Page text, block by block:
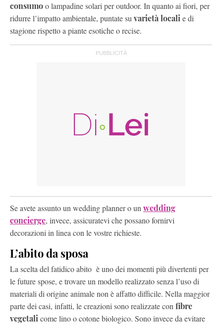
consumoo lampadine solari per outdoor. In quanto ai fiori, per
ridurre l’impatto ambientale, puntate suvarietà localie di
stagione rispetto a piante esotiche o recise.
Se avete assunto un wedding planner o unwedding
concierge, invece, assicuratevi che possano fornirvi
decorazioni in linea con le vostre richieste.
L’abito da sposa
La scelta del fatidico abito è uno dei momenti più divertenti per
le future spose, e trovare un modello realizzato senza l’uso di
materiali di origine animale non è affatto difficile. Nella maggior
parte dei casi, infatti, le creazioni sono realizzate con fibre
vegetali come lino o cotone biologico. Sono invece da evitare